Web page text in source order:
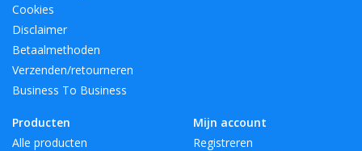
Cookies
Disclaimer
Betaalmethoden
Verzenden/retourneren
Business To Business
Producten
Alle producten
Mijn account
Registreren